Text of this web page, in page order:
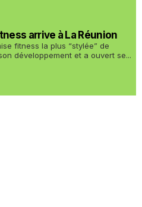
arrive à La Réunion
fitness la plus “stylée” de
développement et a ouvert se...